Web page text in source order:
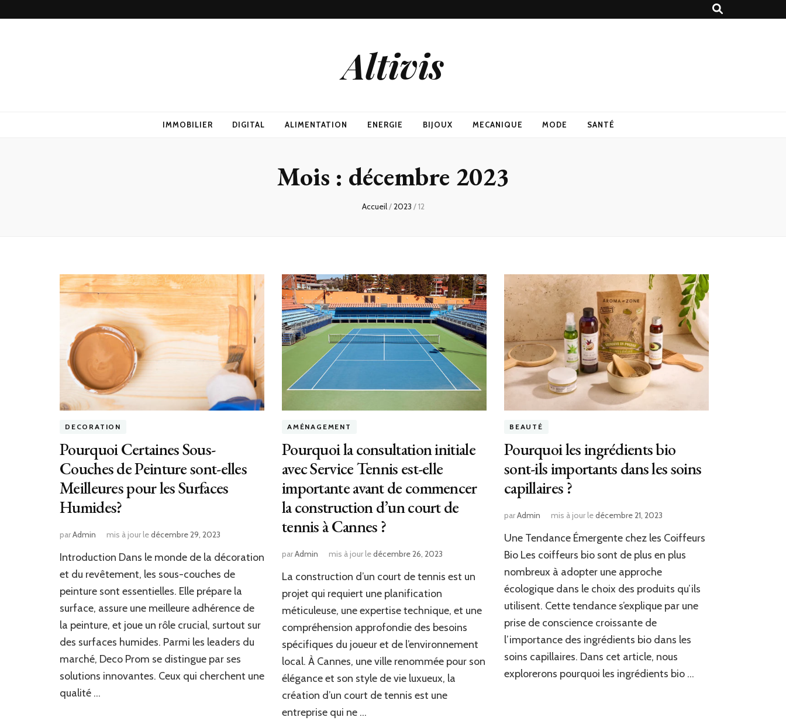
Altivis
IMMOBILIER DIGITAL ALIMENTATION ENERGIE BIJOUX MECANIQUE MODE SANTÉ
Mois : décembre 2023
Accueil/2023 /12
DECORATION
Pourquoi Certaines Sous-
Couches de Peinture sont-elles
Meilleures pour les Surfaces
Humides?
parAdmin mis à jour ledécembre 29, 2023
Introduction Dans le monde de la décoration
et du revêtement, les sous-couches de
peinture sont essentielles. Elle prépare la
surface, assure une meilleure adhérence de
la peinture, et joue un rôle crucial, surtout sur
des surfaces humides. Parmi les leaders du
marché, Deco Prom se distingue par ses
solutions innovantes. Ceux qui cherchent une
qualité …
AMÉNAGEMENT
Pourquoi la consultation initiale
avec Service Tennis est-elle
importante avant de commencer
la construction d’un court de
tennis à Cannes ?
parAdmin mis à jour ledécembre 26, 2023
La construction d’un court de tennis est un
projet qui requiert une planification
méticuleuse, une expertise technique, et une
compréhension approfondie des besoins
spécifiques du joueur et de l’environnement
local. À Cannes, une ville renommée pour son
élégance et son style de vie luxueux, la
création d’un court de tennis est une
entreprise qui ne …
BEAUTÉ
Pourquoi les ingrédients bio
sont-ils importants dans les soins
capillaires ?
parAdmin mis à jour ledécembre 21, 2023
Une Tendance Émergente chez les Coiffeurs
Bio Les coiffeurs bio sont de plus en plus
nombreux à adopter une approche
écologique dans le choix des produits qu’ils
utilisent. Cette tendance s’explique par une
prise de conscience croissante de
l’importance des ingrédients bio dans les
soins capillaires. Dans cet article, nous
explorerons pourquoi les ingrédients bio …